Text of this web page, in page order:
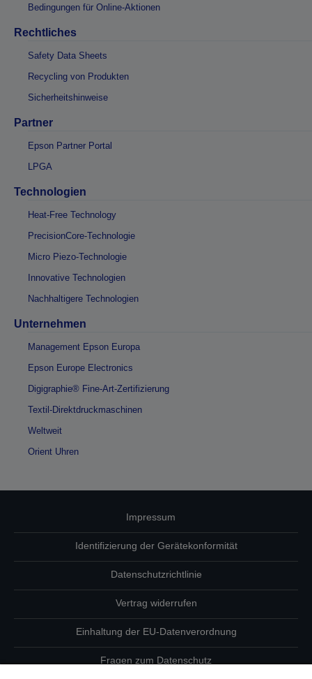
Bedingungen für Online-Aktionen
Rechtliches
Safety Data Sheets
Recycling von Produkten
Sicherheitshinweise
Partner
Epson Partner Portal
LPGA
Technologien
Heat-Free Technology
PrecisionCore-Technologie
Micro Piezo-Technologie
Innovative Technologien
Nachhaltigere Technologien
Unternehmen
Management Epson Europa
Epson Europe Electronics
Digigraphie® Fine-Art-Zertifizierung
Textil-Direktdruckmaschinen
Weltweit
Orient Uhren
Impressum
Identifizierung der Gerätekonformität
Datenschutzrichtlinie
Vertrag widerrufen
Einhaltung der EU-Datenverordnung
Fragen zum Datenschutz